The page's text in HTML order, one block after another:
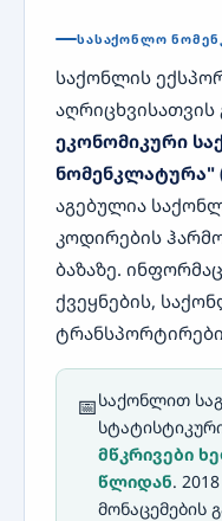
ᲡᲐᲡᲐᲥᲝᲜᲚᲝ
საქონლის
აღრიცხვისათვის
ეკონომიკური
ნომენკლატურა"
აგებულია
კოდირების
ბაზაზე.
ქვეყნების,
📅საქონლით
მწკრივები
წლიდან.
მონაცემების